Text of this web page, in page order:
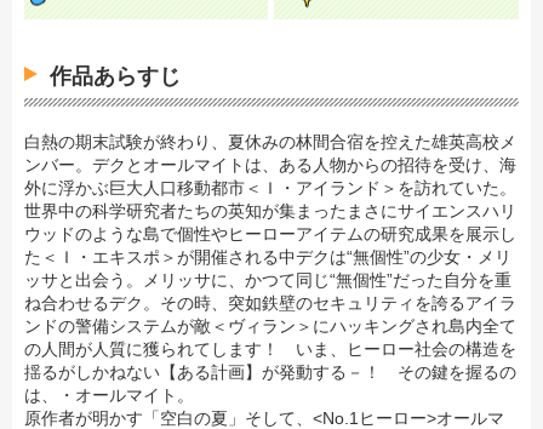
作品あらすじ
白熱の期末試験が終わり、夏休みの林間合宿を控えた雄英高校メ
ンバー。デクとオールマイトは、ある人物からの招待を受け、海
外に浮かぶ巨大人口移動都市＜Ｉ・アイランド＞を訪れていた。
世界中の科学研究者たちの英知が集まったまさにサイエンスハリ
ウッドのような島で個性やヒーローアイテムの研究成果を展示し
た＜Ｉ・エキスポ＞が開催される中デクは“無個性”の少女・メリ
ッサと出会う。メリッサに、かつて同じ“無個性”だった自分を重
ね合わせるデク。その時、突如鉄壁のセキュリティを誇るアイラ
ンドの警備システムが敵＜ヴィラン＞にハッキングされ島内全て
の人間が人質に獲られてします！ いま、ヒーロー社会の構造を
揺るがしかねない【ある計画】が発動する－！ その鍵を握るの
は、・オールマイト。
原作者が明かす「空白の夏」そして、<No.1ヒーロー>オールマ